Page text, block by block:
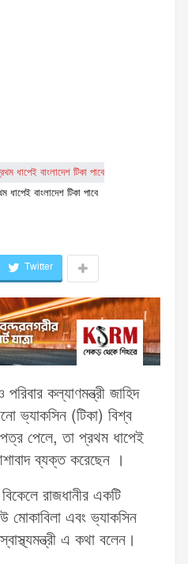
ধাপেই বাংলাদেশ টিকা পাবে
Twitter
কল্যাণমন্ত্রী জাহিদ
ভ্যাকসিন (টিকা) বিশ্ব
পেলে, তা প্রথম ধাপেই
ব্যক্ত করেছেন ।
রাজধানীর একটি
মোকাবিলা এবং ভ্যাকসিন
এ কথা বলেন।